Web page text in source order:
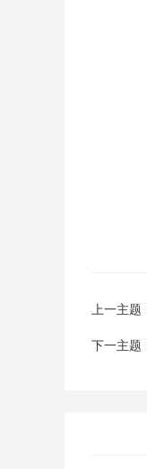
上一主
下一主题